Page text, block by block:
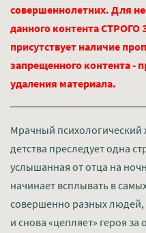
совершеннолетних. Для
данного контента
присутствует наличие
запрещенного контента -
удаления материала.
Мрачный психологический
детства преследует одна
услышанная от отца на
начинает всплывать в
совершенно разных людей,
и снова «цепляет» героя за